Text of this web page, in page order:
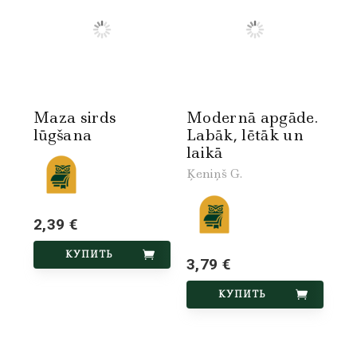
Maza sirds
lūgšana
2,39 €
КУПИТЬ
Modernā apgāde.
Labāk, lētāk un
laikā
Ķeniņš G.
3,79 €
КУПИТЬ